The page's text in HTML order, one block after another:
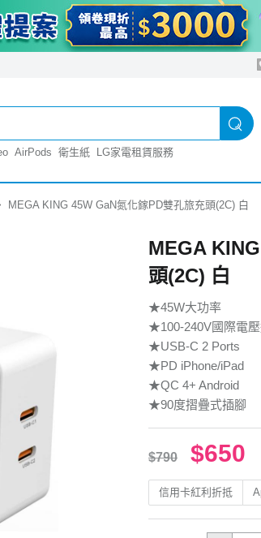
AirPods 衛生紙 LG家電租賃服務
MEGA KING 45W GaN氮化鎵PD雙孔旅充頭(2C) 白
MEGA
頭(2C) 白
★45W大功率
★100-240V國際電壓
★USB-C 2 Ports
★PD iPhone/iPad
★QC 4+ Android
★90度摺疊式插腳
$790 $650
信用卡紅利折抵